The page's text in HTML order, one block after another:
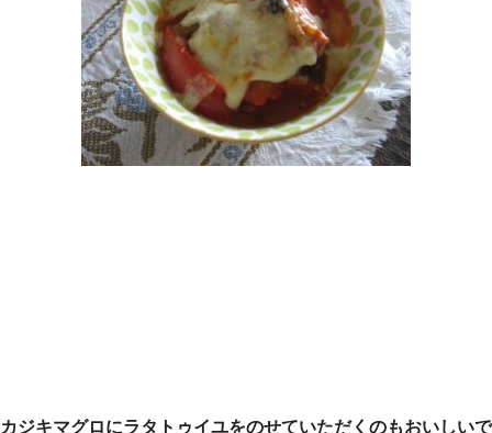
カジキマグロにラタトゥイユをのせていただくのもおいしいで